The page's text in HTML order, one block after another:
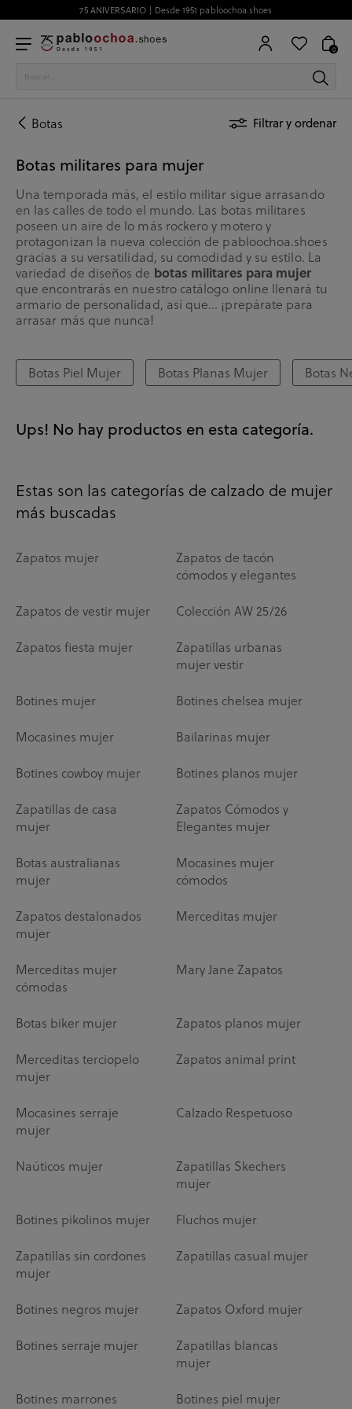
75 ANIVERSARIO | Desde 1951 pabloochoa.shoes
0
Botas Filtrar y ordenar
Botas militares para mujer
Una temporada más, el estilo militar sigue arrasando
en las calles de todo el mundo. Las botas militares
poseen un aire de lo más rockero y motero y
protagonizan la nueva colección de pabloochoa.shoes
gracias a su versatilidad, su comodidad y su estilo. La
variedad de diseños de botas militares para mujer
que encontrarás en nuestro catálogo online llenará tu
armario de personalidad, así que… ¡prepárate para
arrasar más que nunca!
Botas Piel Mujer Botas Planas Mujer Botas
Ups! No hay productos en esta categoría.
Estas son las categorías de calzado de mujer
más buscadas
Zapatos mujer
Zapatos de tacón
cómodos y elegantes
Zapatos de vestir mujer Colección AW 25/26
Zapatos fiesta mujer
Zapatillas urbanas
mujer vestir
Botines mujer Botines chelsea mujer
Mocasines mujer Bailarinas mujer
Botines cowboy mujer Botines planos mujer
Zapatillas de casa
mujer
Zapatos Cómodos y
Elegantes mujer
Botas australianas
mujer
Mocasines mujer
cómodos
Zapatos destalonados
mujer
Merceditas mujer
Merceditas mujer
cómodas
Mary Jane Zapatos
Botas biker mujer Zapatos planos mujer
Merceditas terciopelo
mujer
Zapatos animal print
Mocasines serraje
mujer
Calzado Respetuoso
Naúticos mujer
Zapatillas Skechers
mujer
Botines pikolinos mujer Fluchos mujer
Zapatillas sin cordones
mujer
Zapatillas casual mujer
Botines negros mujer Zapatos Oxford mujer
Botines serraje mujer
Zapatillas blancas
mujer
Botines marrones
Botines piel mujer